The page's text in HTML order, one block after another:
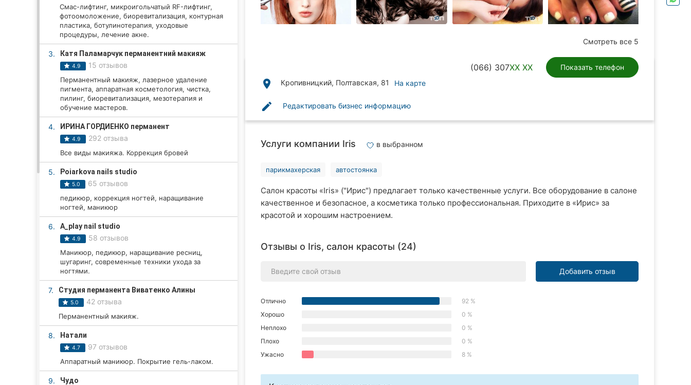
Все рубрики
Все города:
Кропивницкий
Винница
Тернополь
Хмельницкий
Ровно
Запорожье
Кривой Рог
Смас-лифтинг, микроигольчатый RF-лифтинг,
фотоомоложение, биоревитализация, контурная
пластика, ботулинотерапия, уходовые
процедуры, лечение акне.
3. Катя Паламарчук перманентний макияж
4.9 15 отзывов
Перманентный макияж, лазерное удаление
пигмента, аппаратная косметология, чистка,
пилинг, биоревитализация, мезотерапия и
обучение мастеров.
4. ИРИНА ГОРДИЕНКО перманент
4.9 292 отзыва
Все виды макияжа. Коррекция бровей
5. Poiarkova nails studio
5.0 65 отзывов
педикюр, коррекция ногтей, наращивание
ногтей, маникюр
6. A_play nail studio
4.9 58 отзывов
Маникюр, педикюр, наращивание ресниц,
шугаринг, современные техники ухода за
ногтями.
7. Студия перманента Виватенко Алины
5.0 42 отзыва
Перманентный макияж.
8. Натали
4.7 97 отзывов
Аппаратный маникюр. Покрытие гель-лаком.
9. Чудо
Смотреть все 5
(066) 307XX XX Показать телефон
place Кропивницкий, Полтавская, 81 На карте
edit Редактировать бизнес информацию
Услуги компании Iris в выбранном
парикмахерская автостоянка
Салон красоты «Iris» ("Ирис") предлагает только качественные услуги. Все оборудование в салоне
качественное и безопасное, а косметика только профессиональная. Приходите в «Ирис» за
красотой и хорошим настроением.
Отзывы о Iris, салон красоты (24)
Добавить отзыв
Отлично
92 %
Хорошо
0 %
Неплохо
0 %
Плохо
0 %
Ужасно
8 %